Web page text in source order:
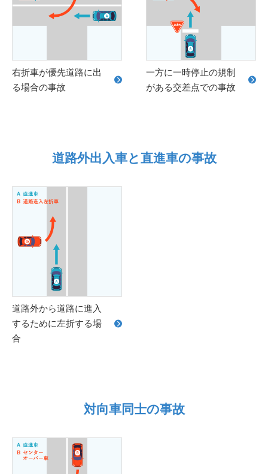
右折車が優先道路に出
る場合の事故
一方に一時停止の規制
がある交差点での事故
道路外出入車と直進車の事故
道路外から道路に進入
するために左折する場
合
対向車同士の事故